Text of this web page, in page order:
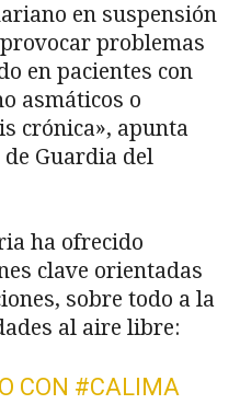
en suspensión
problemas
en pacientes con
asmáticos o
crónica», apunta
Guardia del
ha ofrecido
clave orientadas
sobre todo a la
al aire libre:
CON #CALIMA